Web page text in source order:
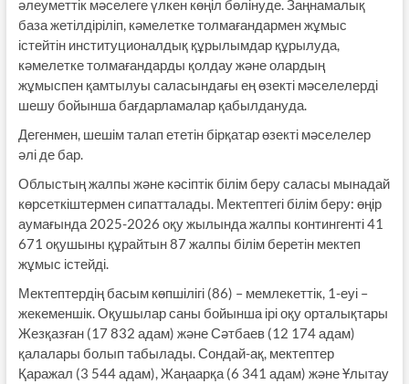
әлеуметтік мәселеге үлкен көңіл бөлінуде. Заңнамалық
база жетілдіріліп, кәмелетке толмағандармен жұмыс
істейтін институционалдық құрылымдар құрылуда,
кәмелетке толмағандарды қолдау және олардың
жұмыспен қамтылуы саласындағы ең өзекті мәселелерді
шешу бойынша бағдарламалар қабылдануда.
Дегенмен, шешім талап ететін бірқатар өзекті мәселелер
әлі де бар.
Облыстың жалпы және кәсіптік білім беру саласы мынадай
көрсеткіштермен сипатталады. Мектептегі білім беру: өңір
аумағында 2025-2026 оқу жылында жалпы контингенті 41
671 оқушыны құрайтын 87 жалпы білім беретін мектеп
жұмыс істейді.
Мектептердің басым көпшілігі (86) – мемлекеттік, 1-еуі –
жекеменшік. Оқушылар саны бойынша ірі оқу орталықтары
Жезқазған (17 832 адам) және Сәтбаев (12 174 адам)
қалалары болып табылады. Сондай-ақ, мектептер
Қаражал (3 544 адам), Жаңаарқа (6 341 адам) және Ұлытау